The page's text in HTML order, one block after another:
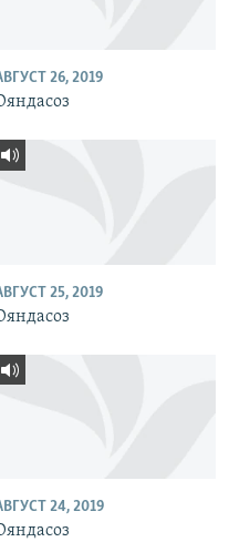
26, 2019
25, 2019
24, 2019